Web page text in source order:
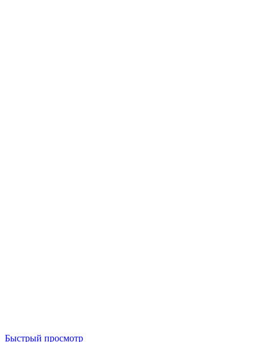
Быстрый просмотр